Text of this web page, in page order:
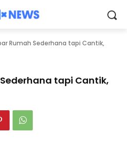
Rumah Sederhana tapi Cantik,
tapi Cantik,